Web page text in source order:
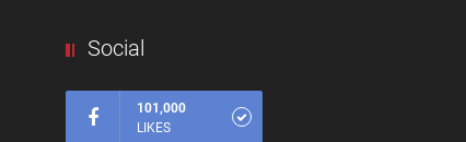
Social
101,000
LIKES